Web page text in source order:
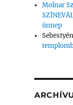
Molnar
ünnep